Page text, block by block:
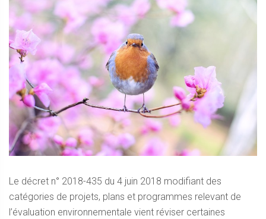
Le décret n° 2018-435 du 4 juin 2018 modifiant des
catégories de projets, plans et programmes relevant de
l’évaluation environnementale vient réviser certaines